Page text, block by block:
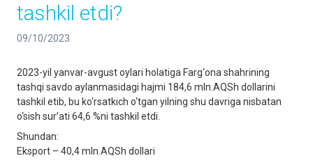
tashkil etdi?
09/10/2023
2023-yil yanvar-avgust oylari holatiga Farg‘ona shahrining
tashqi savdo aylanmasidagi hajmi 184,6 mln.AQSh dollarini
tashkil etib, bu ko‘rsatkich o‘tgan yilning shu davriga nisbatan
o‘sish sur’ati 64,6 %ni tashkil etdi.
Shundan:
Eksport – 40,4 mln.AQSh dollari